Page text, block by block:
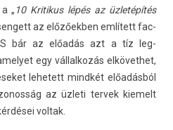
„ 10 Kritikus lépés az üzletépítés
az előzőekben említett fac­
S bár az előadás azt a tíz leg­
egy vál­lalkozás el­követ­het,
lehetett mindkét előadásból
az üzleti ter­vek kiemelt
vol­tak.